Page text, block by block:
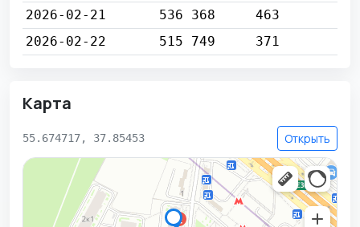
2026-02-21
536 368
463
2026-02-22
515 749 371
Карта
55.674717, 37.85453 Открыть